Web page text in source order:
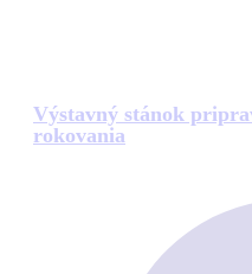
Výstavný stánok
rokovania